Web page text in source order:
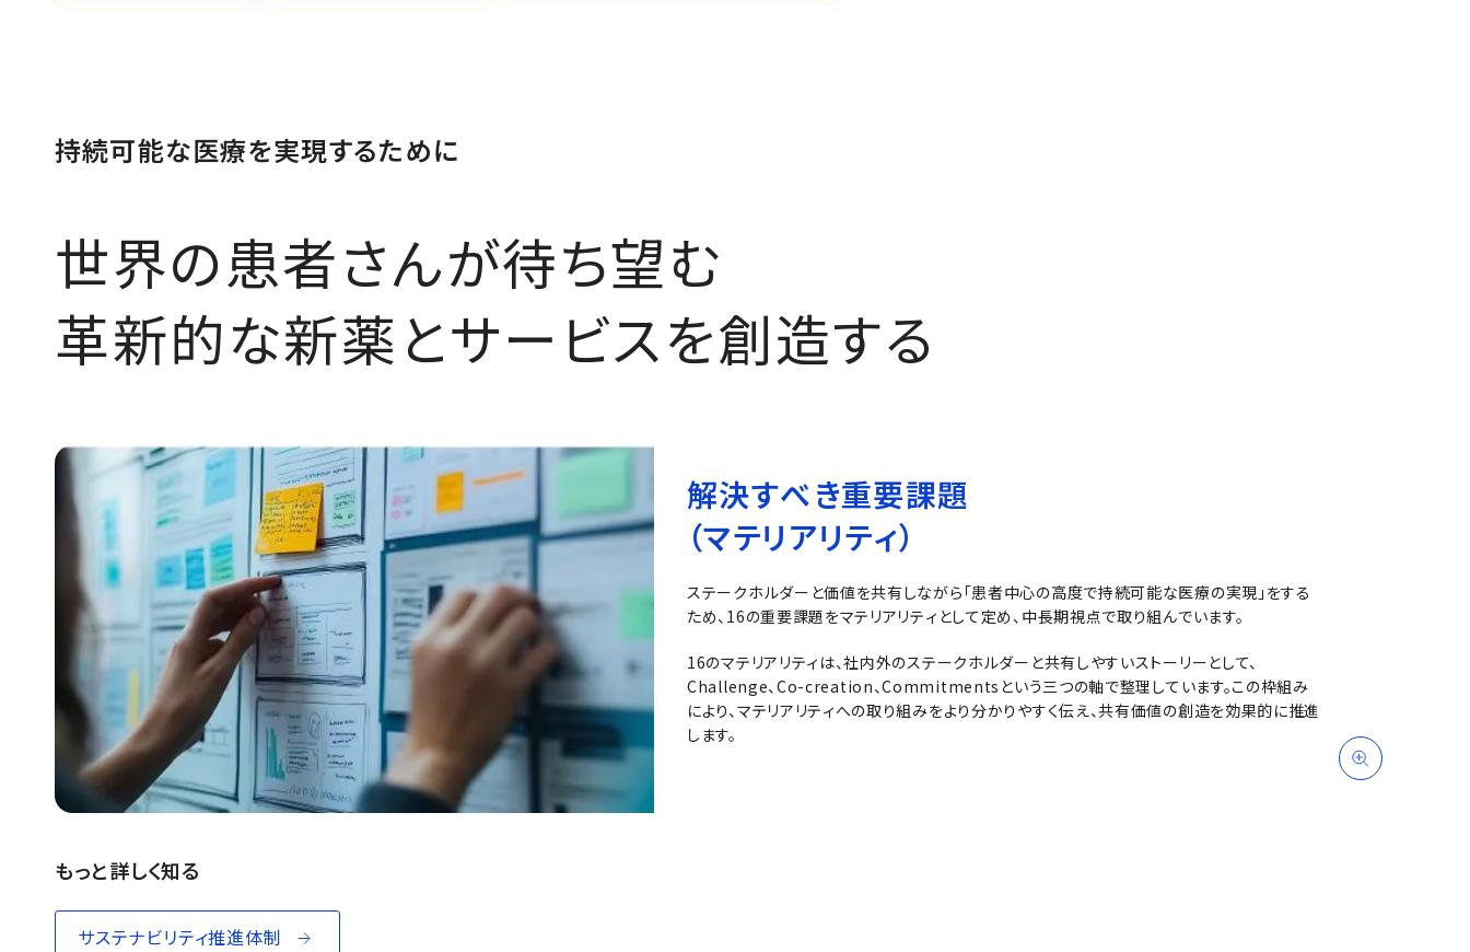
持続可能な医療を実現するために
世界の患者さんが待ち望む
革新的な新薬とサービスを創造する
解決すべき重要課題
（マテリアリティ）
ステークホルダーと価値を共有しながら「患者中心の高度で持続可能な医療の実現」をする
ため、16の重要課題をマテリアリティとして定め、中長期視点で取り組んでいます。
16のマテリアリティは、社内外のステークホルダーと共有しやすいストーリーとして、
Challenge、Co-creation、Commitmentsという三つの軸で整理しています。この枠組み
により、マテリアリティへの取り組みをより分かりやすく伝え、共有価値の創造を効果的に推進
します。
もっと詳しく知る
サステナビリティ推進体制